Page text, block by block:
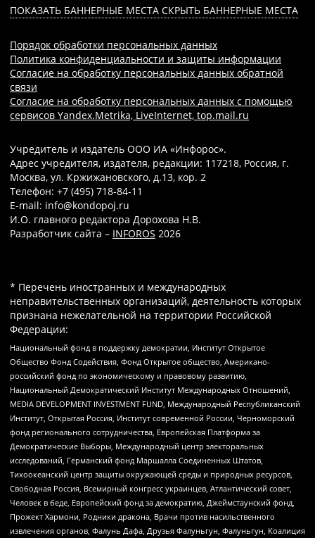
ПОКАЗАТЬ БАННЕРНЫЕ МЕСТА СКРЫТЬ БАННЕРНЫЕ МЕСТА
Порядок обработки персональных данных
Политика конфиденциальности и защиты информации
Согласие на обработку персональных данных обратной
связи
Согласие на обработку персональных данных с помощью
сервисов Yandex.Metrika, LiveInternet, top.mail.ru
Учредитель и издатель ООО ИА «Инфорос».
Адрес учредителя, издателя, редакции: 117218, Россия, г.
Москва, ул. Кржижановского, д.13, кор. 2
Телефон: +7 (495) 718-84-11
E-mail: info@kondopoj.ru
И.О. главного редактора Дорохова Н.В.
Разработчик сайта – INFOROS 2026
* Перечень иностранных и международных
неправительственных организаций, деятельность которых
признана нежелательной на территории Российской
Федерации:
Национальный фонд в поддержку демократии, Институт Открытое
Общество Фонд Содействия, Фонд Открытое общество, Американо-
российский фонд по экономическому и правовому развитию,
Национальный Демократический Институт Международных Отношений,
MEDIA DEVELOPMENT INVESTMENT FUND, Международный Республиканский
Институт, Открытая Россия, Институт современной России, Черноморский
фонд регионального сотрудничества, Европейская Платформа за
Демократические Выборы, Международный центр электоральных
исследований, Германский фонд Маршалла Соединенных Штатов,
Тихоокеанский центр защиты окружающей среды и природных ресурсов,
Свободная Россия, Всемирный конгресс украинцев, Атлантический совет,
Человек в беде, Европейский фонд за демократию, Джеймстаунский фонд,
Прожект Хармони, Родники дракона, Врачи против насильственного
извлечения органов, Фалунь Дафа, Друзья Фалуньгун, Фалуньгун, Коалиция